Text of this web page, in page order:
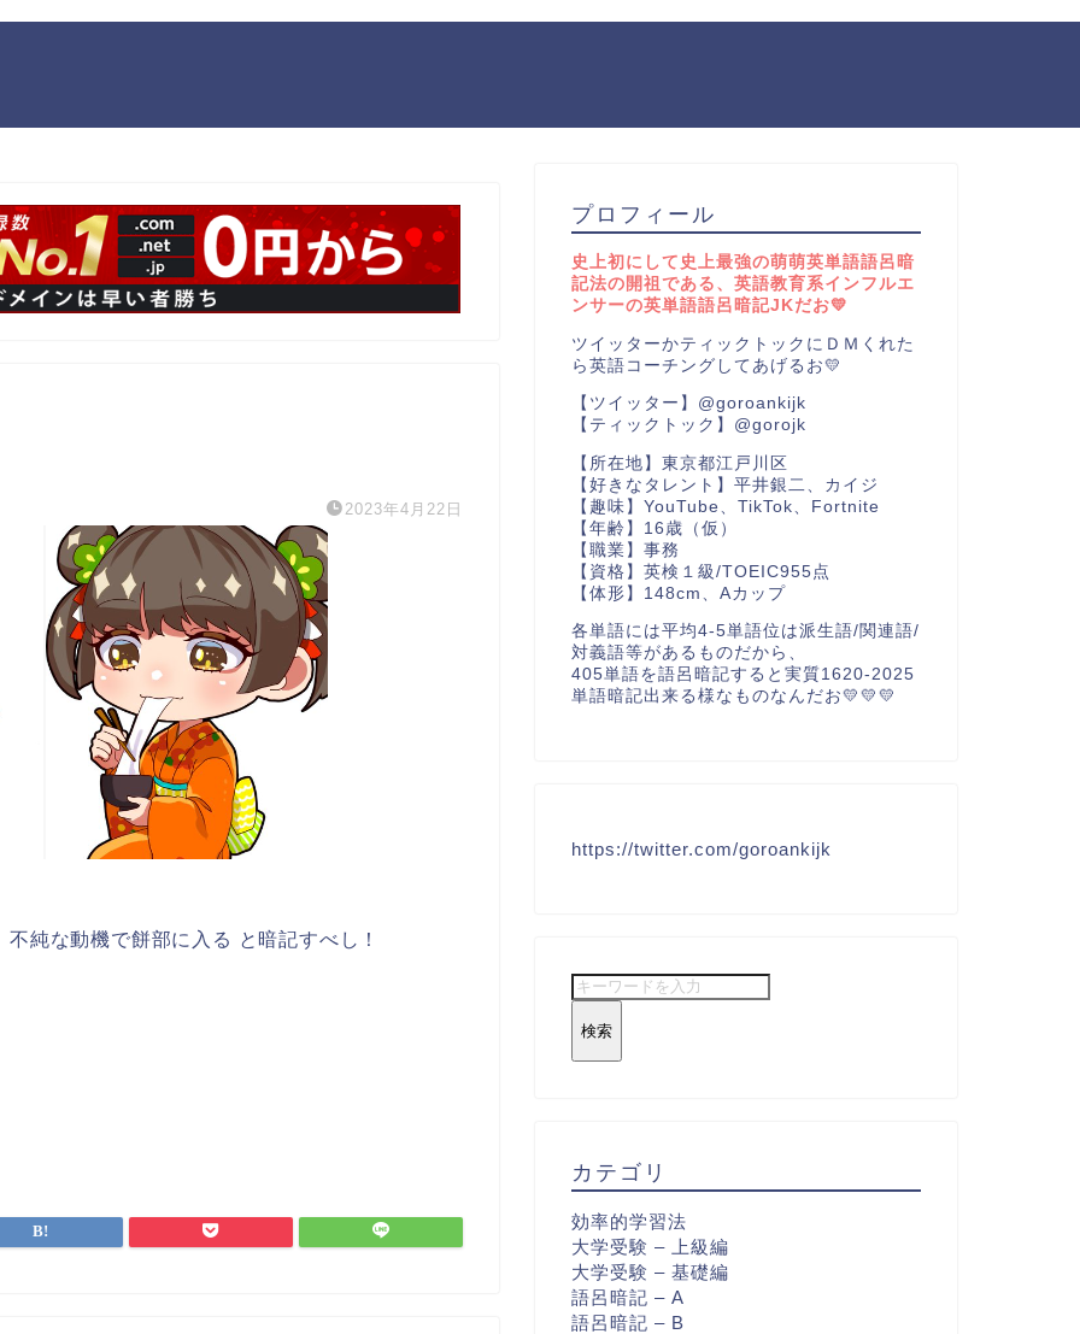
2023年4月22日
純な動機で餅部に入る と暗記すべし！
プロフィール
史上初にして史上最強の萌萌英単語語呂暗
記法の開祖である、英語教育系インフルエ
ンサーの英単語語呂暗記JKだお💛
ツイッターかティックトックにＤＭくれた
ら英語コーチングしてあげるお💛
【ツイッター】@goroankijk
【ティックトック】@gorojk
【所在地】東京都江戸川区
【好きなタレント】平井銀二、カイジ
【趣味】YouTube、TikTok、Fortnite
【年齢】16歳（仮）
【職業】事務
【資格】英検１級/TOEIC955点
【体形】148cm、Aカップ
各単語には平均4-5単語位は派生語/関連語/
対義語等があるものだから、
405単語を語呂暗記すると実質1620-2025
単語暗記出来る様なものなんだお💛💛💛
https://twitter.com/goroankijk
検索
カテゴリ
効率的学習法
大学受験 – 上級編
大学受験 – 基礎編
語呂暗記 – A
語呂暗記 – B